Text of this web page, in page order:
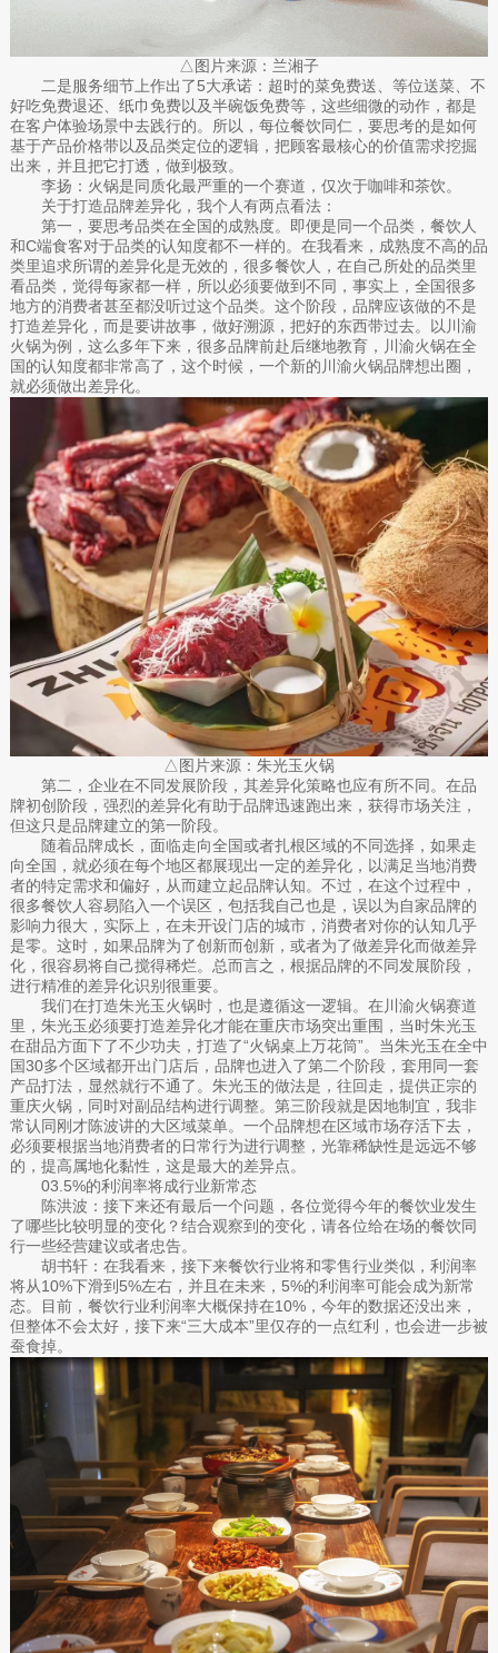
△图片来源：兰湘子
二是服务细节上作出了5大承诺：超时的菜免费送、等位送菜、不
好吃免费退还、纸巾免费以及半碗饭免费等，这些细微的动作，都是
在客户体验场景中去践行的。所以，每位餐饮同仁，要思考的是如何
基于产品价格带以及品类定位的逻辑，把顾客最核心的价值需求挖掘
出来，并且把它打透，做到极致。
李扬：火锅是同质化最严重的一个赛道，仅次于咖啡和茶饮。
关于打造品牌差异化，我个人有两点看法：
第一，要思考品类在全国的成熟度。即便是同一个品类，餐饮人
和C端食客对于品类的认知度都不一样的。在我看来，成熟度不高的品
类里追求所谓的差异化是无效的，很多餐饮人，在自己所处的品类里
看品类，觉得每家都一样，所以必须要做到不同，事实上，全国很多
地方的消费者甚至都没听过这个品类。这个阶段，品牌应该做的不是
打造差异化，而是要讲故事，做好溯源，把好的东西带过去。以川渝
火锅为例，这么多年下来，很多品牌前赴后继地教育，川渝火锅在全
国的认知度都非常高了，这个时候，一个新的川渝火锅品牌想出圈，
就必须做出差异化。
△图片来源：朱光玉火锅
第二，企业在不同发展阶段，其差异化策略也应有所不同。在品
牌初创阶段，强烈的差异化有助于品牌迅速跑出来，获得市场关注，
但这只是品牌建立的第一阶段。
随着品牌成长，面临走向全国或者扎根区域的不同选择，如果走
向全国，就必须在每个地区都展现出一定的差异化，以满足当地消费
者的特定需求和偏好，从而建立起品牌认知。不过，在这个过程中，
很多餐饮人容易陷入一个误区，包括我自己也是，误以为自家品牌的
影响力很大，实际上，在未开设门店的城市，消费者对你的认知几乎
是零。这时，如果品牌为了创新而创新，或者为了做差异化而做差异
化，很容易将自己搅得稀烂。总而言之，根据品牌的不同发展阶段，
进行精准的差异化识别很重要。
我们在打造朱光玉火锅时，也是遵循这一逻辑。在川渝火锅赛道
里，朱光玉必须要打造差异化才能在重庆市场突出重围，当时朱光玉
在甜品方面下了不少功夫，打造了“火锅桌上万花筒”。当朱光玉在全中
国30多个区域都开出门店后，品牌也进入了第二个阶段，套用同一套
产品打法，显然就行不通了。朱光玉的做法是，往回走，提供正宗的
重庆火锅，同时对副品结构进行调整。第三阶段就是因地制宜，我非
常认同刚才陈波讲的大区域菜单。一个品牌想在区域市场存活下去，
必须要根据当地消费者的日常行为进行调整，光靠稀缺性是远远不够
的，提高属地化黏性，这是最大的差异点。
03.5%的利润率将成行业新常态
陈洪波：接下来还有最后一个问题，各位觉得今年的餐饮业发生
了哪些比较明显的变化？结合观察到的变化，请各位给在场的餐饮同
行一些经营建议或者忠告。
胡书轩：在我看来，接下来餐饮行业将和零售行业类似，利润率
将从10%下滑到5%左右，并且在未来，5%的利润率可能会成为新常
态。目前，餐饮行业利润率大概保持在10%，今年的数据还没出来，
但整体不会太好，接下来“三大成本”里仅存的一点红利，也会进一步被
蚕食掉。